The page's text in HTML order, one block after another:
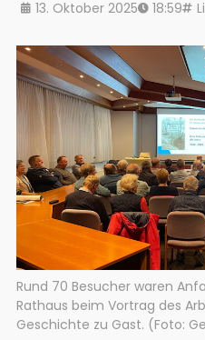
13. Oktober 2025 18:59
Rund 70 Besucher waren
Rathaus beim Vortrag des
Geschichte zu Gast. (Foto: